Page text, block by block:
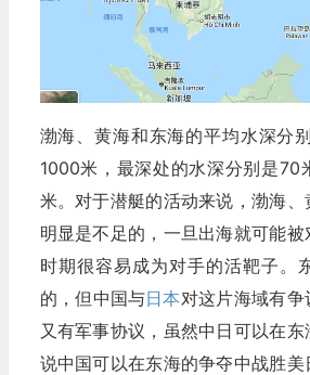
渤海、黄海和东海的平均水深分
1000米，最深处的水深分别是70
米。对于潜艇的活动来说，渤海
明显是不足的，一旦出海就可能
时期很容易成为对手的活靶子。
的，但中国与日本对这片海域有
又有军事协议，虽然中日可以在
说中国可以在东海的争夺中战胜